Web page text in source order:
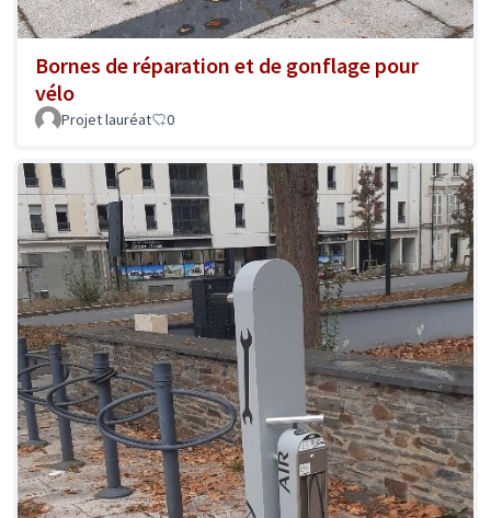
Bornes de réparation et de gonflage pour
vélo
Projet lauréat 0